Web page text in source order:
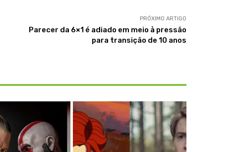
PRÓXIMO ARTIGO
Parecer da 6×1 é adiado em meio à pressão
para transição de 10 anos